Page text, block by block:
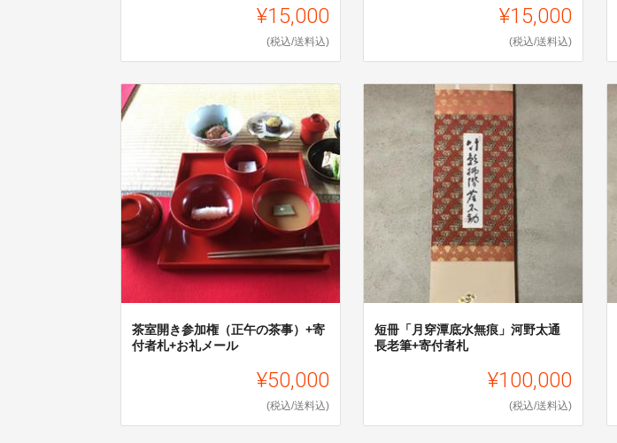
¥15,000
(税込/送料込)
¥15,000
(税込/送料込)
茶室開き参加権（正午の茶事）+寄
付者札+お礼メール
¥50,000
(税込/送料込)
短冊「月穿潭底水無痕」河野太通
長老筆+寄付者札
¥100,000
(税込/送料込)